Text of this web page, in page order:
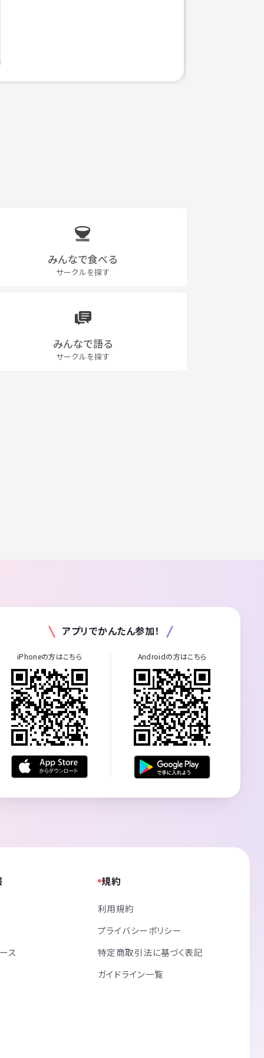
みんなで食べる
サークルを探す
みんなで語る
サークルを探す
アプリでかんたん参加！
iPhoneの方はこちら Androidの方はこちら
ス
規約
利用規約
プライバシーポリシー
特定商取引法に基づく表記
ガイドライン一覧